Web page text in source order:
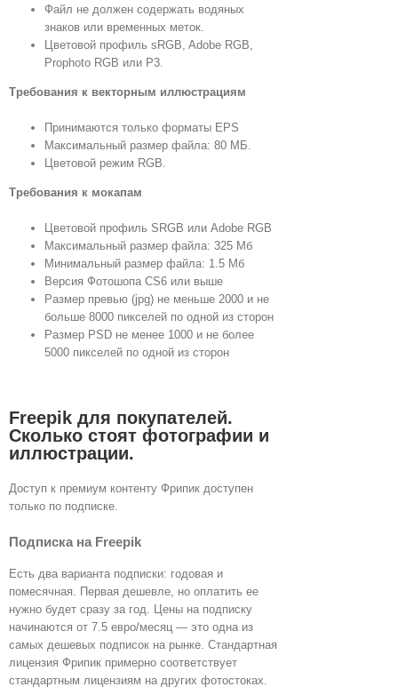
Файл не должен содержать водяных
знаков или временных меток.
Цветовой профиль sRGB, Adobe RGB,
Prophoto RGB или P3.
Требования к векторным иллюстрациям
Принимаются только форматы EPS
Максимальный размер файла: 80 МБ.
Цветовой режим RGB.
Требования к мокапам
Цветовой профиль SRGB или Adobe RGB
Максимальный размер файла: 325 Мб
Минимальный размер файла: 1.5 Мб
Версия Фотошопа CS6 или выше
Размер превью (jpg) не меньше 2000 и не
больше 8000 пикселей по одной из сторон
Размер PSD не менее 1000 и не более
5000 пикселей по одной из сторон
Freepik для покупателей.
Сколько стоят фотографии и
иллюстрации.
Доступ к премиум контенту Фрипик доступен
только по подписке.
Подписка на Freepik
Есть два варианта подписки: годовая и
помесячная. Первая дешевле, но оплатить ее
нужно будет сразу за год. Цены на подписку
начинаются от 7.5 евро/месяц — это одна из
самых дешевых подписок на рынке. Стандартная
лицензия Фрипик примерно соответствует
стандартным лицензиям на других фотостоках.